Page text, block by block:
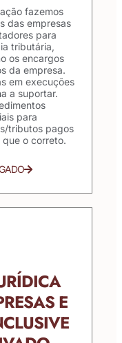
fazemos
das empresas
para
tributária,
os encargos
da empresa.
em execuções
a suportar.
para
tributos pagos
que o correto.
E